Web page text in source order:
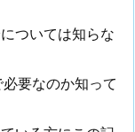
ついては知らな
要なのか知って